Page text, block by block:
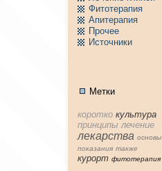
Фитотерапия
Апитерапия
Пpочее
Источники
Метки
коpотко культура
принципы лечение
лекарства основы
показания тaкже
куpорт фитотерапия